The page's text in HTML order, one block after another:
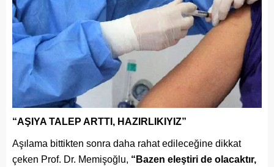
“AŞIYA TALEP ARTTI, HAZIRLIKIYIZ”
Aşılama bittikten sonra daha rahat edileceğine dikkat
çeken Prof. Dr. Memişoğlu, “Bazen eleştiri de olacaktır,